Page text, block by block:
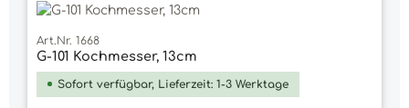
Art.Nr. 1668
G-101 Kochmesser, 13cm
Sofort verfügbar, Lieferzeit: 1-3 Werktage